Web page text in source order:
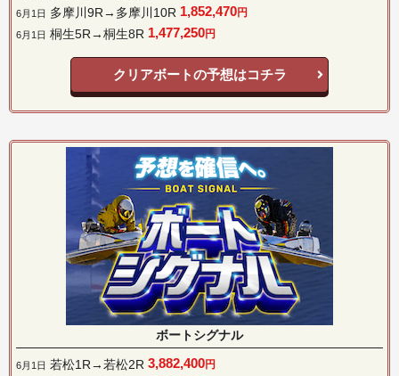
6月1日 多摩川9R→多摩川10R 1,852,470円
6月1日 桐生5R→桐生8R 1,477,250円
クリアボートの予想はコチラ
ボートシグナル
6月1日 若松1R→若松2R 3,882,400円